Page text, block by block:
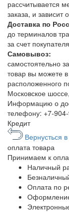
рассчитывается
заказа, и зависит
Доставка по
до терминалов
за счет
Самовывоз:
самостоятельно
товар вы можете
расположенного
Московское
Информацию о
телефону: +7-
Кредит
Вернусться
оплата товара
Принимаем к
Наличный
Оплата по